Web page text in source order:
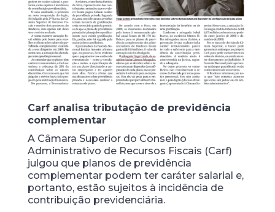
Carf analisa tributação de previdência
complementar
A Câmara Superior do Conselho
Administrativo de Recursos Fiscais (Carf)
julgou que planos de previdência
complementar podem ter caráter salarial e,
portanto, estão sujeitos à incidência de
contribuição previdenciária.